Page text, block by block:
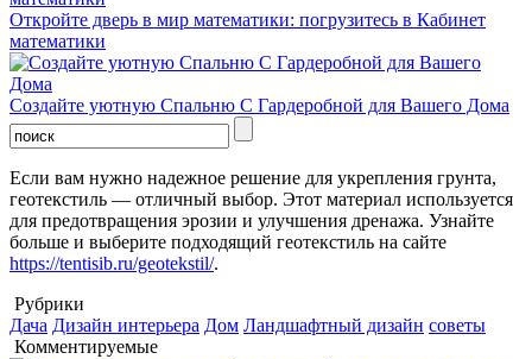
Откройте дверь в мир математики: погрузитесь в Кабинет
математики
Создайте уютную Спальню С Гардеробной для Вашего Дома
Если вам нужно надежное решение для укрепления грунта,
геотекстиль — отличный выбор. Этот материал используется
для предотвращения эрозии и улучшения дренажа. Узнайте
больше и выберите подходящий геотекстиль на сайте
https://tentisib.ru/geotekstil/.
Рубрики
Дача Дизайн интерьера Дом Ландшафтный дизайн советы
Комментируемые